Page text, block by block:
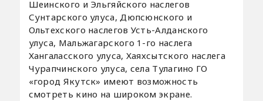
Шеинского и Эльгяйского наслегов
Сунтарского улуса, Дюпсюнского и
Ольтехского наслегов Усть-Алданского
улуса, Мальжагарского 1-го наслега
Хангаласского улуса, Хаяхсытского наслега
Чурапчинского улуса, села Тулагино ГО
«город Якутск» имеют возможность
смотреть кино на широком экране.